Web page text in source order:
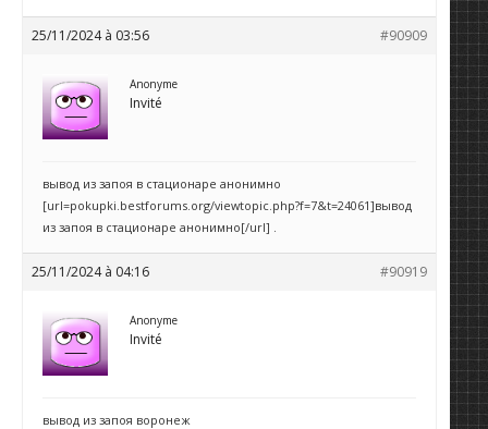
25/11/2024 à 03:56 #90909
Anonyme
Invité
вывод из запоя в стационаре анонимно
[url=pokupki.bestforums.org/viewtopic.php?f=7&t=24061]вывод
из запоя в стационаре анонимно[/url] .
25/11/2024 à 04:16 #90919
Anonyme
Invité
вывод из запоя воронеж